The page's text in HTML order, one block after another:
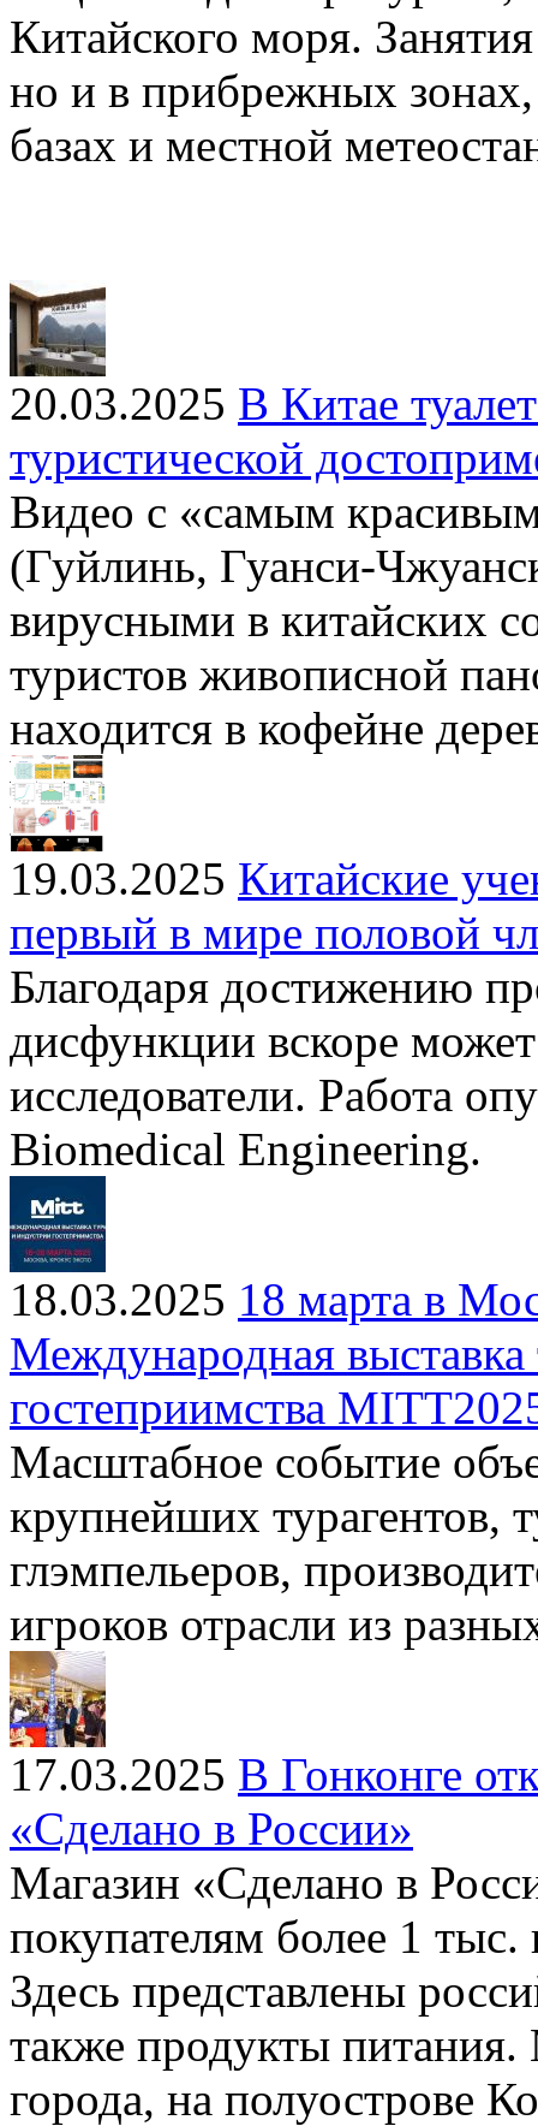
Китайского моря.
но и в прибрежных зонах,
базах и местной
20.03.2025 В Китае
туристической
Видео с «самым
(Гуйлинь, Гуанси-
вирусными в китайских
туристов живописной
находится в кофейне
19.03.2025 Китайские
первый в мире половой
Благодаря достижению
дисфункции вскоре
исследователи. Работа
Biomedical Engineering.
18.03.2025 18 марта в
Международная
гостеприимства
Масштабное событие
крупнейших турагентов,
глэмпельеров,
игроков отрасли из
17.03.2025 В Гонконге
«Сделано в России»
Магазин «Сделано в
покупателям более 1
Здесь представлены
также продукты питания.
города, на полуострове